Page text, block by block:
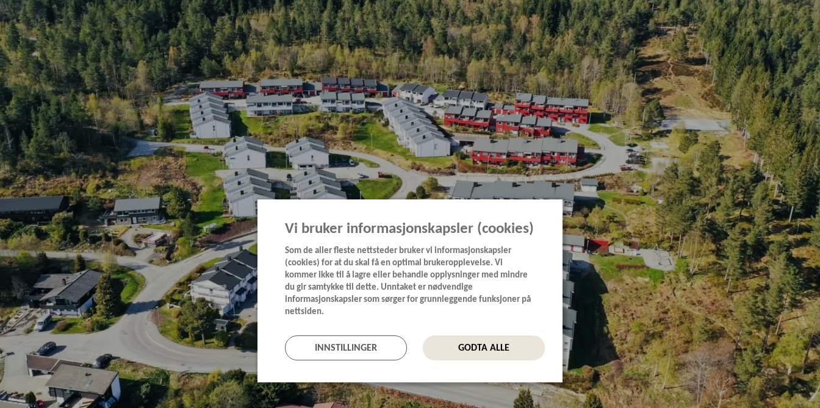
Vi bruker informasjonskapsler (cookies)
Som de aller fleste nettsteder bruker vi informasjonskapsler
(cookies) for at du skal få en optimal brukeropplevelse. Vi
kommer ikke til å lagre eller behandle opplysninger med mindre
du gir samtykke til dette. Unntaket er nødvendige
informasjonskapsler som sørger for grunnleggende funksjoner på
nettsiden.
INNSTILLINGER GODTA ALLE